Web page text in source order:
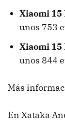
Xiaomi 15
unos 753
Xiaomi 15
unos 844
Más
En Xataka